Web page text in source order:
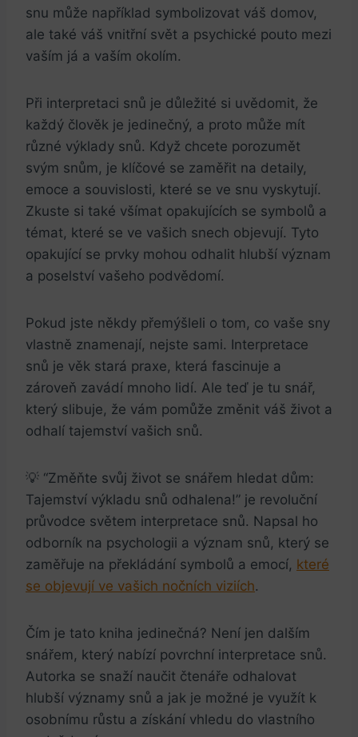
snu může například symbolizovat váš domov,
ale také váš vnitřní svět a psychické pouto mezi
vaším já a vaším okolím.
Při interpretaci snů je důležité si uvědomit, že
každý člověk je jedinečný, a proto může mít
různé výklady snů. Když chcete porozumět
svým snům, je klíčové se zaměřit na detaily,
emoce a souvislosti, které se ve snu vyskytují.
Zkuste si také všímat opakujících se symbolů a
témat, které se ve vašich snech objevují. Tyto
opakující se prvky mohou odhalit hlubší význam
a poselství vašeho podvědomí.
Pokud jste někdy přemýšleli o tom, co vaše sny
vlastně znamenají, nejste sami. Interpretace
snů je věk stará praxe, která fascinuje a
zároveň zavádí mnoho lidí. Ale teď je tu snář,
který slibuje, že vám pomůže změnit váš život a
odhalí tajemství vašich snů.
💡 “Změňte svůj život se snářem hledat dům:
Tajemství výkladu snů odhalena!” je revoluční
průvodce světem interpretace snů. Napsal ho
odborník na psychologii a význam snů, který se
zaměřuje na překládání symbolů a emocí, které
se objevují ve vašich nočních viziích.
Čím je tato kniha jedinečná? Není jen dalším
snářem, který nabízí povrchní interpretace snů.
Autorka se snaží naučit čtenáře odhalovat
hlubší významy snů a jak je možné je využít k
osobnímu růstu a získání vhledu do vlastního